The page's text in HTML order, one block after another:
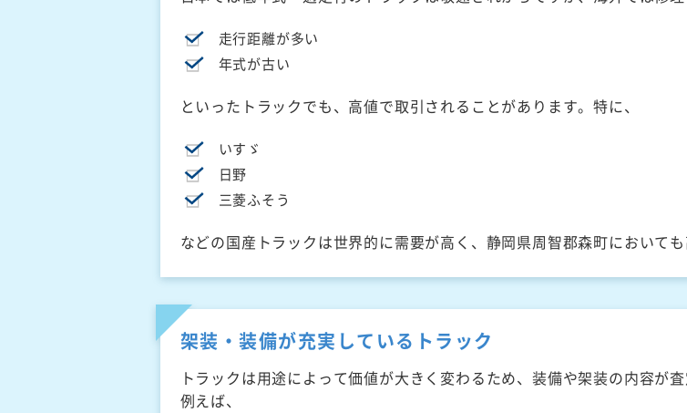
走行距離が多い
年式が古い
といったトラックでも、高値で取引されることがあります。特に、
いすゞ
日野
三菱ふそう
などの国産トラックは世界的に需要が高く、静岡県周智郡森町において
架装・装備が充実しているトラック
トラックは用途によって価値が大きく変わるため、装備や架装の内容が
例えば、